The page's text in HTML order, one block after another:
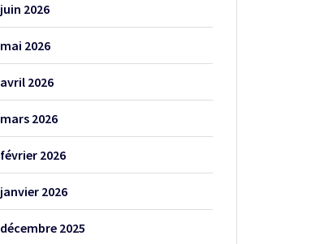
juin 2026
mai 2026
avril 2026
mars 2026
février 2026
janvier 2026
décembre 2025